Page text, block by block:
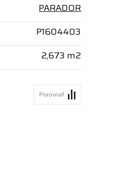
PARADOR
P1604403
2,673 m2
Porovnať